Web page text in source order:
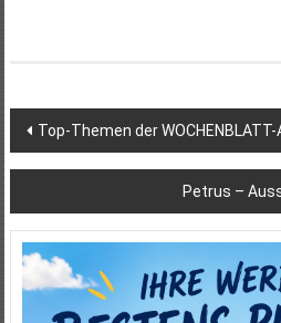
Beitragsnavigation
Top-Themen der
Petrus –